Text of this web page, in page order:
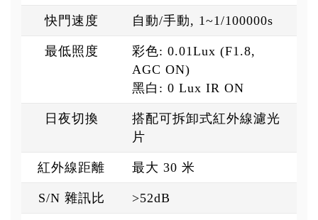
快門速度 自動/手動, 1~1/100000s
最低照度
彩色: 0.01Lux (F1.8,
AGC ON)
黑白: 0 Lux IR ON
日夜切換
搭配可拆卸式紅外線濾光
片
紅外線距離 最大 30 米
S/N 雜訊比 >52dB